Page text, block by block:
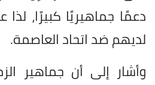
دعمًا جماهيريًا كبيرًا،
لديهم ضد اتحاد العاصمة.
وأشار إلى أن جماهير